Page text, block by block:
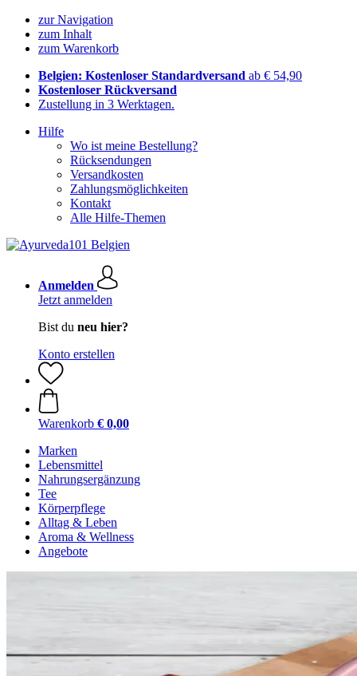
zur Navigation
zum Inhalt
zum Warenkorb
Belgien: Kostenloser Standardversand ab € 54,90
Kostenloser Rückversand
Zustellung in 3 Werktagen.
Hilfe
Wo ist meine Bestellung?
Rücksendungen
Versandkosten
Zahlungsmöglichkeiten
Kontakt
Alle Hilfe-Themen
Anmelden
Jetzt anmelden
Bist du neu hier?
Konto erstellen
Warenkorb € 0,00
Marken
Lebensmittel
Nahrungsergänzung
Tee
Körperpflege
Alltag & Leben
Aroma & Wellness
Angebote